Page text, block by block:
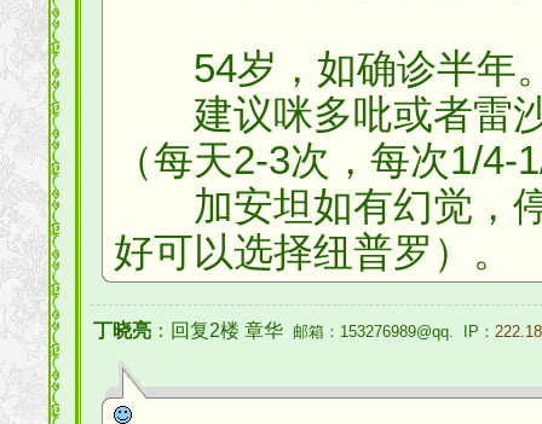
54岁，如确诊半年
建议咪多吡或者雷沙
（每天2-3次，每次1/4-
加安坦如有幻觉，停
好可以选择纽普罗）。
丁晓亮 ：回复2楼 章华 邮箱：153276989@qq. IP：